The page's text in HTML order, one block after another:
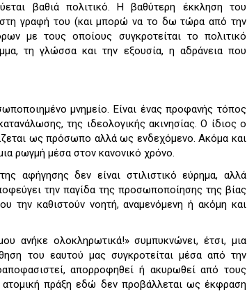
βαθιά πολιτικό. Η βαθύτερη έκκληση του
στη γραφή του (και μπορώ να το δω τώρα από την
με τους οποίους συγκροτείται το πολιτικό
τη γλώσσα και την εξουσία, η αδράνεια που
μνημείο. Είναι ένας προφανής τόπος
της ιδεολογικής ακινησίας. Ο ίδιος ο
ως πρόσωπο αλλά ως ενδεχόμενο. Ακόμα και
ρωγμή μέσα στον κανονικό χρόνο.
αφήγησης δεν είναι στιλιστικό εύρημα, αλλά
την παγίδα της προσωποποίησης της βίας
την καθιστούν νοητή, αναμενόμενη ή ακόμη και
ανήκε ολοκληρωτικά!» συμπυκνώνει, έτσι, μια
του εαυτού μας συγκροτείται μέσα από την
απορροφηθεί ή ακυρωθεί από τους
ατομική πράξη εδώ δεν προβάλλεται ως έκφραση